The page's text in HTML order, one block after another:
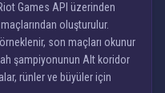
Games API üzerinden
oluşturulur.
son maçları okunur
şampiyonunun Alt koridor
rünler ve büyüler için